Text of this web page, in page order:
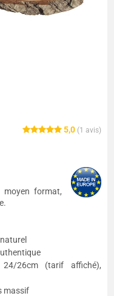
5,0 (1 avis)
moyen format,
26cm (tarif affiché),
massif